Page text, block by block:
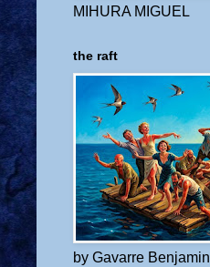
MIHURA MIGUEL
the raft
by Gavarre Benjamin